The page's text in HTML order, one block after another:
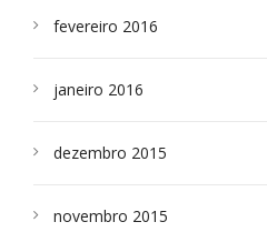
fevereiro 2016
janeiro 2016
dezembro 2015
novembro 2015